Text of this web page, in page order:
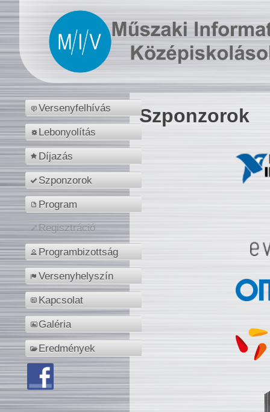
Versenyfelhívás
Lebonyolítás
Díjazás
Szponzorok
Program
Regisztráció
Programbizottság
Versenyhelyszín
Kapcsolat
Galéria
Eredmények
Szponzorok